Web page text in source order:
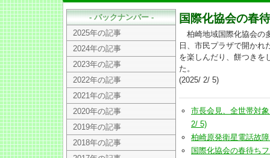
国際化協会の春
柏崎地域国際化協会の
日、市民プラザで開かれ
を楽しんだり、餅つきを
た。
(2025/ 2/ 5)
市長会見、全世帯対
2/ 5)
柏崎原発衛星電話故
国際化協会の春待ち
- バックナンバー -
2025年の記事
2024年の記事
2023年の記事
2022年の記事
2021年の記事
2020年の記事
2019年の記事
2018年の記事